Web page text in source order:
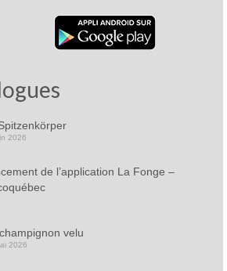
2026
de l’application La Fonge –
velu
2026